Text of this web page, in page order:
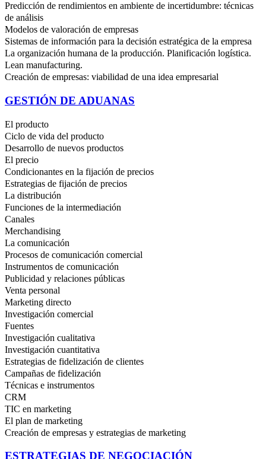
Predicción de rendimientos en ambiente de incertidumbre: técnicas
de análisis
Modelos de valoración de empresas
Sistemas de información para la decisión estratégica de la empresa
La organización humana de la producción. Planificación logística.
Lean manufacturing.
Creación de empresas: viabilidad de una idea empresarial
GESTIÓN DE ADUANAS
El producto
Ciclo de vida del producto
Desarrollo de nuevos productos
El precio
Condicionantes en la fijación de precios
Estrategias de fijación de precios
La distribución
Funciones de la intermediación
Canales
Merchandising
La comunicación
Procesos de comunicación comercial
Instrumentos de comunicación
Publicidad y relaciones públicas
Venta personal
Marketing directo
Investigación comercial
Fuentes
Investigación cualitativa
Investigación cuantitativa
Estrategias de fidelización de clientes
Campañas de fidelización
Técnicas e instrumentos
CRM
TIC en marketing
El plan de marketing
Creación de empresas y estrategias de marketing
ESTRATEGIAS DE NEGOCIACIÓN